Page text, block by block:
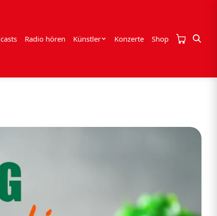
Radio hören Künstler Konzerte Shop